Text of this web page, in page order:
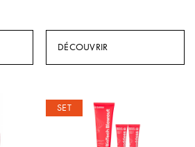
DÉCOUVRIR
SET